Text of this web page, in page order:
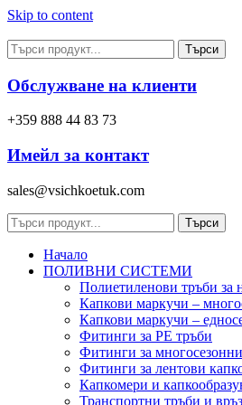
Skip to content
Търси
Обслужване на клиенти
+359 888 44 83 73
Имейл за контакт
sales@vsichkoetuk.com
Търси
Начало
ПОЛИВНИ СИСТЕМИ
Полиетиленови тръби за
Капкови маркучи –
Капкови маркучи –
Фитинги за PE тръби
Фитинги за
Фитинги за лентови
Капкомери и
Транспортни тръби и